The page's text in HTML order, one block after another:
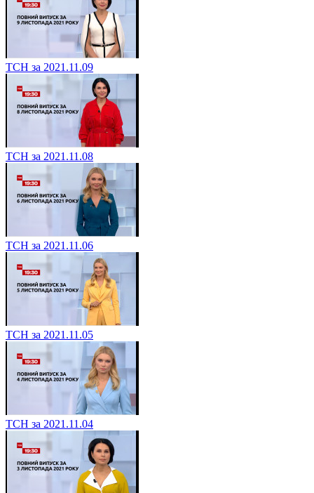
ТСН за 2021.11.09
ТСН за 2021.11.08
ТСН за 2021.11.06
ТСН за 2021.11.05
ТСН за 2021.11.04